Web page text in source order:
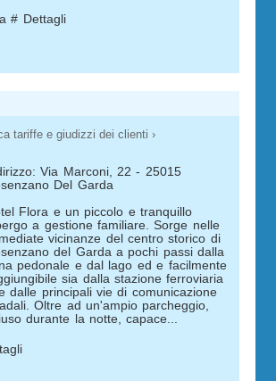
# Dettagli
tariffe e giudizzi dei clienti ›
Via Marconi, 22 - 25015
Del Garda
Flora e un piccolo e tranquillo
a gestione familiare. Sorge nelle
vicinanze del centro storico di
del Garda a pochi passi dalla
pedonale e dal lago ed e facilmente
sia dalla stazione ferroviaria
dalle principali vie di comunicazione
Oltre ad un'ampio parcheggio,
durante la notte, capace...